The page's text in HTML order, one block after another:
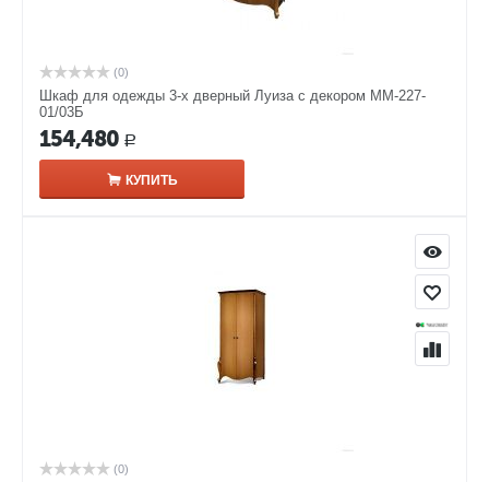
(0)
Шкаф для одежды 3-х дверный Луиза с декором ММ-227-
01/03Б
154,480 Р
КУПИТЬ
(0)